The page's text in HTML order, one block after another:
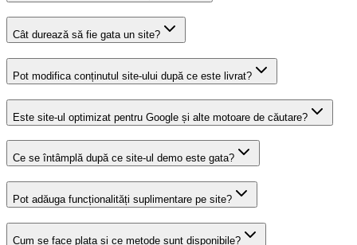
Cât durează să fie gata un site?
Pot modifica conținutul site-ului după ce este livrat?
Este site-ul optimizat pentru Google și alte motoare de căutare?
Ce se întâmplă după ce site-ul demo este gata?
Pot adăuga funcționalități suplimentare pe site?
Cum se face plata și ce metode sunt disponibile?